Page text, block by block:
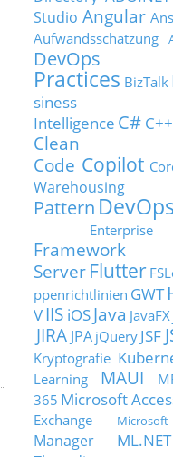
Studio Angular
Aufwandsschätzung
DevOps
Practices BizTalk
siness
Intelligence C# C++
Clean
Code Copilot
Warehousing
Pattern DevOps
Framework
Server Flutter
ppenrichtlinien GWT
VIIS iOSJava JavaFX
JIRA JPA jQuery JSF
Kryptografie
Learning
MAUI
365 Microsoft
Exchange
Manager
ML.NET